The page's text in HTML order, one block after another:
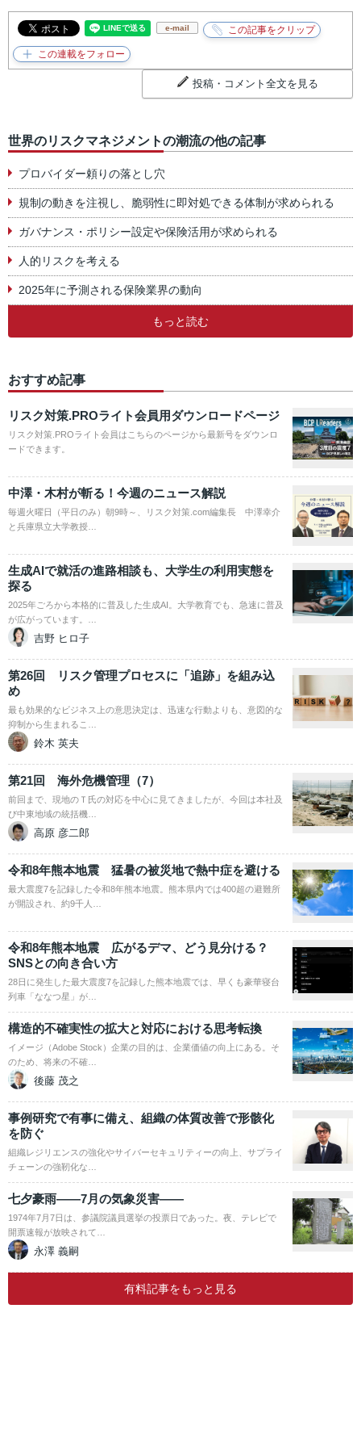
e-mail
投稿・コメント全文を見る
世界のリスクマネジメントの潮流の他の記事
プロバイダー頼りの落とし穴
規制の動きを注視し、脆弱性に即対処できる体制が求められる
ガバナンス・ポリシー設定や保険活用が求められる
人的リスクを考える
2025年に予測される保険業界の動向
もっと読む
おすすめ記事
リスク対策.PROライト会員用ダウンロードページ
リスク対策.PROライト会員はこちらのページから最新号をダウンロ
ードできます。
中澤・木村が斬る！今週のニュース解説
毎週火曜日（平日のみ）朝9時～、リスク対策.com編集長 中澤幸介
と兵庫県立大学教授…
生成AIで就活の進路相談も、大学生の利用実態を
探る
2025年ごろから本格的に普及した生成AI。大学教育でも、急速に普及
が広がっています。…
吉野 ヒロ子
第26回 リスク管理プロセスに「追跡」を組み込
め
最も効果的なビジネス上の意思決定は、迅速な行動よりも、意図的な
抑制から生まれるこ…
鈴木 英夫
第21回 海外危機管理（7）
前回まで、現地のＴ氏の対応を中心に見てきましたが、今回は本社及
び中東地域の統括機…
高原 彦二郎
令和8年熊本地震 猛暑の被災地で熱中症を避ける
最大震度7を記録した令和8年熊本地震。熊本県内では400超の避難所
が開設され、約9千人…
令和8年熊本地震 広がるデマ、どう見分ける？
SNSとの向き合い方
28日に発生した最大震度7を記録した熊本地震では、早くも豪華寝台
列車「ななつ星」が…
構造的不確実性の拡大と対応における思考転換
イメージ（Adobe Stock）企業の目的は、企業価値の向上にある。そ
のため、将来の不確…
後藤 茂之
事例研究で有事に備え、組織の体質改善で形骸化
を防ぐ
組織レジリエンスの強化やサイバーセキュリティーの向上、サプライ
チェーンの強靭化な…
七夕豪雨――7月の気象災害――
1974年7月7日は、参議院議員選挙の投票日であった。夜、テレビで
開票速報が放映されて…
永澤 義嗣
有料記事をもっと見る